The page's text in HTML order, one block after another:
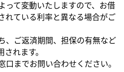
て変動いたしますので、お借
れている利率と異なる場合がご
ご返済期間、担保の有無など
れます。
までお問い合わせください。